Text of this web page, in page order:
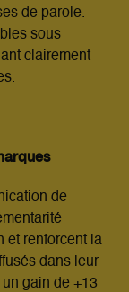
de parole.
sous
clairement
de
et renforcent la
dans leur
gain de +13